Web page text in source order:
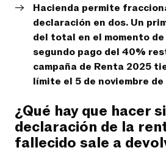
Hacienda permite
declaración en dos. Un
del total en el momento
segundo pago del 40%
campaña de Renta 2025
límite el 5 de noviembre
¿Qué hay que hacer
declaración de la
fallecido sale a